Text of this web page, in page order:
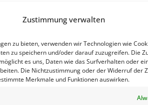
Zustimmung verwalten
zu bieten, verwenden wir Technologien wie
zu speichern und/oder darauf zuzugreifen. Die
es uns, Daten wie das Surfverhalten oder
Die Nichtzustimmung oder der Widerruf der
Merkmale und Funktionen auswirken.